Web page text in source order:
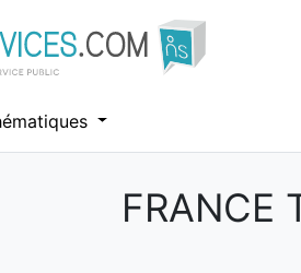
FRANCE